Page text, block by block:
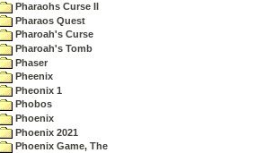
Pharaohs Curse II
Pharaos Quest
Pharoah's Curse
Pharoah's Tomb
Phaser
Pheenix
Pheonix 1
Phobos
Phoenix
Phoenix 2021
Phoenix Game, The